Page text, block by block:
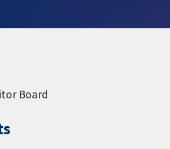
Board